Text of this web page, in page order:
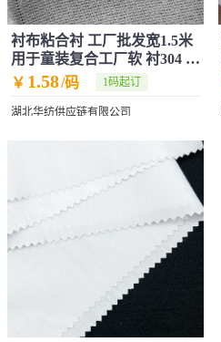
衬布粘合衬 工厂批发宽1.5米
用于童装复合工厂软 衬304 0
经编领衬
￥ 1.58/码 1码起订
湖北华纺供应链有限公司